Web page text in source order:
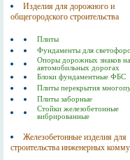
Изделия для дорожного и
общегородского строительства
Плиты
Фундаменты для
Опоры дорожных знаков на
автомобильных дорогах
Блоки фундаментные ФБС
Плиты перекрытия
Плиты заборные
Стойки железобетонные
вибрированные
Железобетонные изделия для
строительства инженерных